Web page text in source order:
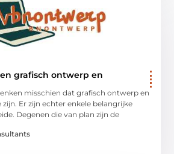
grafisch ontwerp en
misschien dat grafisch ontwerp en
Er zijn echter enkele belangrijke
Degenen die van plan zijn de